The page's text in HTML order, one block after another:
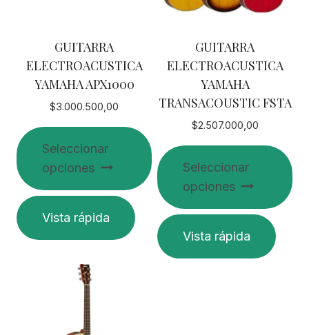
GUITARRA
ELECTROACUSTICA
YAMAHA APX1000
$3.000.500,00
Seleccionar
opciones
Este
producto
tiene
Vista rápida
GUITARRA
ELECTROACUSTICA
YAMAHA
TRANSACOUSTIC FSTA
$2.507.000,00
Seleccionar
opciones
Este
producto
tiene
Vista rápida